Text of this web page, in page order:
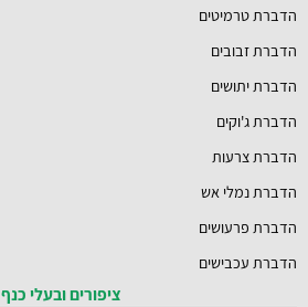
הדברת טרמיטים
הדברת זבובים
הדברת יתושים
הדברת ג'וקים
הדברת צרעות
הדברת נמלי אש
הדברת פרעושים
הדברת עכבישים
ציפורים ובעלי כנף